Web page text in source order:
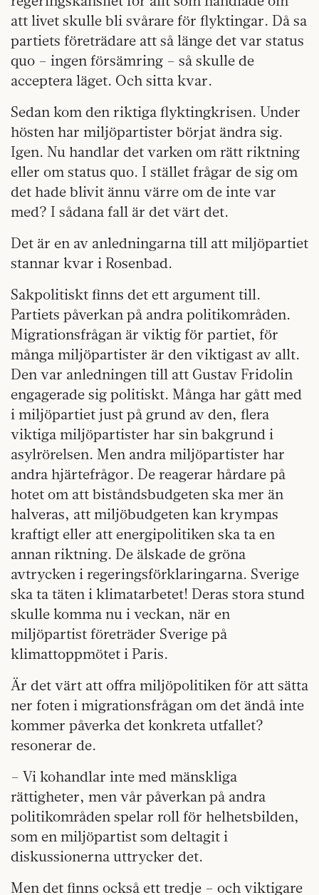
att livet skulle bli svårare för flyktingar. Då sa
partiets företrädare att så länge det var status
quo – ingen försämring – så skulle de
acceptera läget. Och sitta kvar.
Sedan kom den riktiga flyktingkrisen. Under
hösten har miljöpartister börjat ändra sig.
Igen. Nu handlar det varken om rätt riktning
eller om status quo. I stället frågar de sig om
det hade blivit ännu värre om de inte var
med? I sådana fall är det värt det.
Det är en av anledningarna till att miljöpartiet
stannar kvar i Rosenbad.
Sakpolitiskt finns det ett argument till.
Partiets påverkan på andra politikområden.
Migrationsfrågan är viktig för partiet, för
många miljöpartister är den viktigast av allt.
Den var anledningen till att Gustav Fridolin
engagerade sig politiskt. Många har gått med
i miljöpartiet just på grund av den, flera
viktiga miljöpartister har sin bakgrund i
asylrörelsen. Men andra miljöpartister har
andra hjärtefrågor. De reagerar hårdare på
hotet om att biståndsbudgeten ska mer än
halveras, att miljöbudgeten kan krympas
kraftigt eller att energipolitiken ska ta en
annan riktning. De älskade de gröna
avtrycken i regeringsförklaringarna. Sverige
ska ta täten i klimatarbetet! Deras stora stund
skulle komma nu i veckan, när en
miljöpartist företräder Sverige på
klimattoppmötet i Paris.
Är det värt att offra miljöpolitiken för att sätta
ner foten i migrationsfrågan om det ändå inte
kommer påverka det konkreta utfallet?
resonerar de.
– Vi kohandlar inte med mänskliga
rättigheter, men vår påverkan på andra
politikområden spelar roll för helhetsbilden,
som en miljöpartist som deltagit i
diskussionerna uttrycker det.
Men det finns också ett tredje – och viktigare